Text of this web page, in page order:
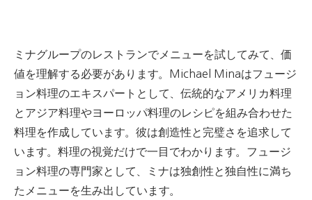
ミナグループのレストランでメニューを試してみて、価
値を理解する必要があります。
Michael Minaはフュージ
ョン料理のエキスパート として、 伝統的なアメリカ料理
とアジア料理やヨーロッパ料理のレシピを組み合わせた
料理を作成しています。 彼は創造性と完璧さを追求して
います。 料理の視覚だけで一目でわかります。 フュージ
ョン料理の専門家として、ミナは独創性と独自性に満ち
たメニューを生み出しています。